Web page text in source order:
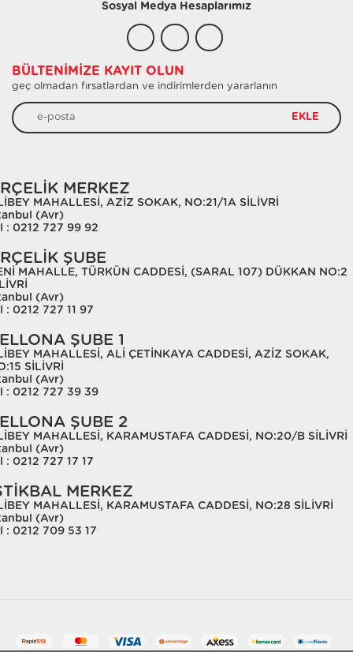
Sosyal Medya Hesaplarımız
BÜLTENIMIZE KAYIT OLUN
geç olmadan fırsatlardan ve indirimlerden yararlanın
EKLE
MERKEZ
MAHALLESİ, AZİZ SOKAK, NO:21/1A SİLİVRİ
(Avr)
: 0212 727 99 92
ŞUBE
MAHALLE, TÜRKÜN CADDESİ, (SARAL 107) DÜKKAN NO:2
(Avr)
: 0212 727 11 97
ŞUBE 1
MAHALLESİ, ALİ ÇETİNKAYA CADDESİ, AZİZ SOKAK,
SİLİVRİ
(Avr)
: 0212 727 39 39
ŞUBE 2
MAHALLESİ, KARAMUSTAFA CADDESİ, NO:20/B SİLİVRİ
(Avr)
: 0212 727 17 17
MERKEZ
MAHALLESİ, KARAMUSTAFA CADDESİ, NO:28 SİLİVRİ
(Avr)
: 0212 709 53 17